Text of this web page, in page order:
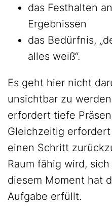
das Festhalten
Ergebnissen
das Bedürfnis,
alles weiß“.
Es geht hier nicht
unsichtbar zu
erfordert tiefe
Gleichzeitig
einen Schritt
Raum fähig wird,
diesem Moment hat
Aufgabe erfüllt.